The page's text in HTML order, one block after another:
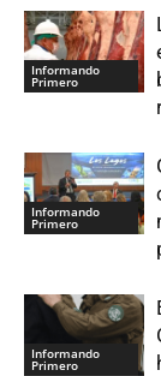
Informando
Primero
Informando
Primero
Informando
Primero